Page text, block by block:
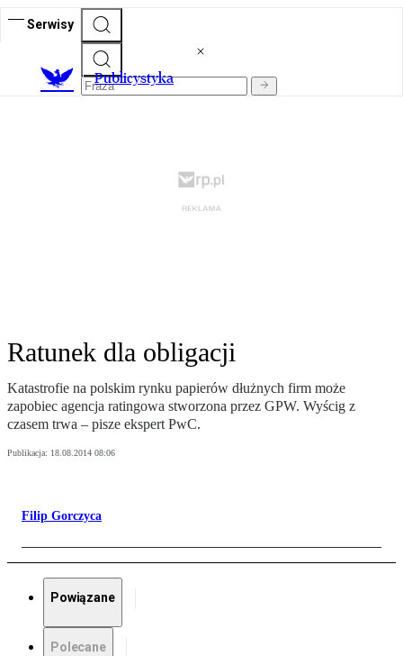
Serwisy
Publicystyka
Ratunek dla obligacji
Katastrofie na polskim rynku papierów dłużnych firm może
zapobiec agencja ratingowa stworzona przez GPW. Wyścig z
czasem trwa – pisze ekspert PwC.
Publikacja: 18.08.2014 08:06
Filip Gorczyca
Powiązane
Polecane